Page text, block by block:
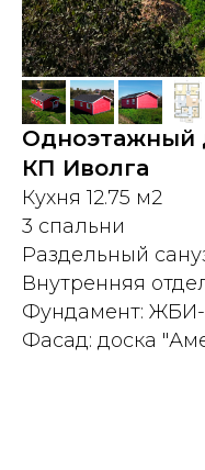
Одноэтажный
КП Иволга
Кухня 12.75 м2
3 спальни
Раздельный
Внутренняя
Фундамент: ЖБИ-
Фасад: доска